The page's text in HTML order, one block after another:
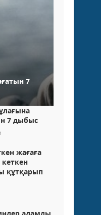
7
7 дыбыс
жағаға
құтқарып
адамды